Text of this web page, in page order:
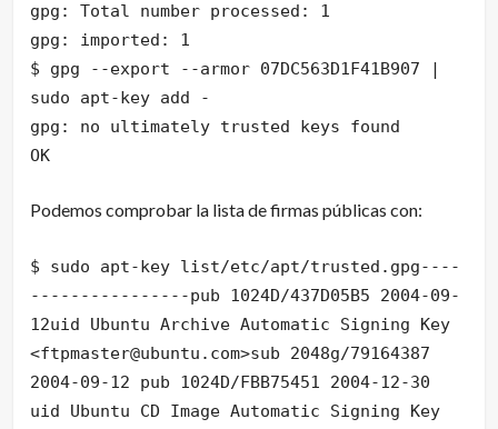
gpg: Total number processed: 1
gpg: imported: 1
$ gpg --export --armor 07DC563D1F41B907 |
sudo apt-key add -
gpg: no ultimately trusted keys found
OK
Podemos comprobar la lista de firmas públicas con:
$ sudo apt-key list/etc/apt/trusted.gpg----
----------------pub 1024D/437D05B5 2004-09-
12uid Ubuntu Archive Automatic Signing Key
<ftpmaster@ubuntu.com>sub 2048g/79164387
2004-09-12 pub 1024D/FBB75451 2004-12-30
uid Ubuntu CD Image Automatic Signing Key